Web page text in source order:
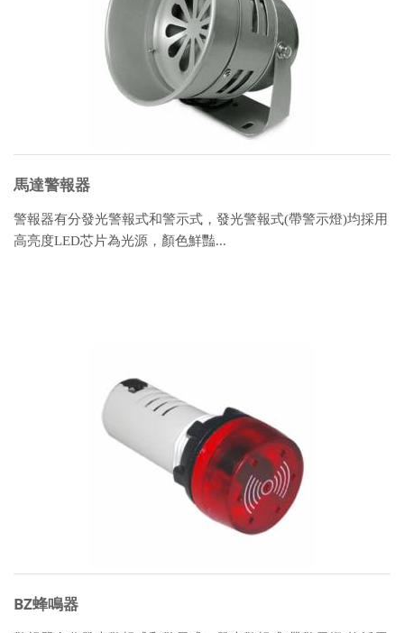
馬達警報器
警報器有分發光警報式和警示式，發光警報式(帶警示燈)均採用
高亮度LED芯片為光源，顏色鮮豔...
BZ蜂鳴器